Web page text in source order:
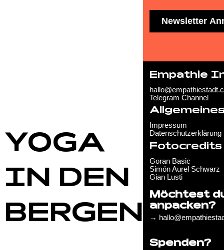
YOGA
IN DEN
BERGEN
Empathie
Telegram Channel
Impressum
Datenschutzerklärung
Fotocredits
Goran Basic
Simón Aurel Schwarz
Gian Lusti
Möchtest
anpacken?
→
Spenden?